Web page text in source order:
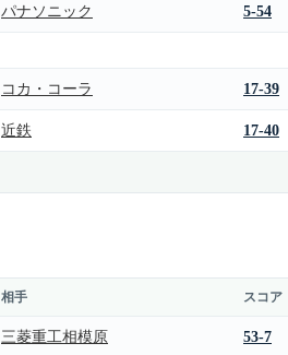
パナソニック 5-54
コカ・コーラ 17-39
近鉄 17-40
相手 スコア
三菱重工相模原 53-7